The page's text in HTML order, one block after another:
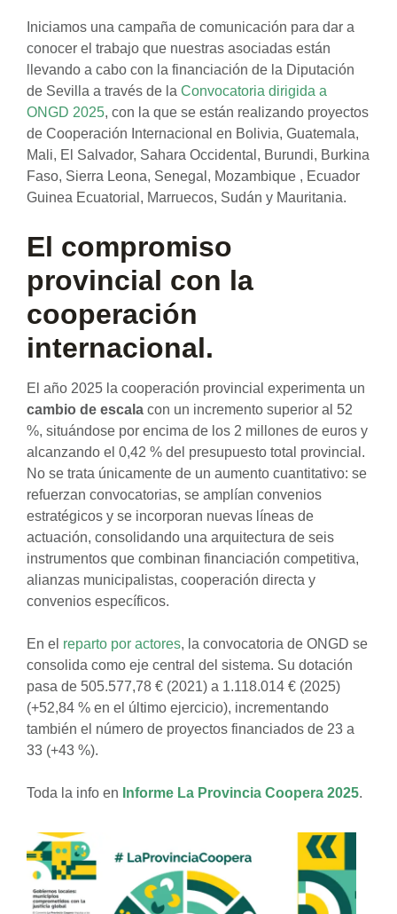
Iniciamos una campaña de comunicación para dar a
conocer el trabajo que nuestras asociadas están
llevando a cabo con la financiación de la Diputación
de Sevilla a través de la Convocatoria dirigida a
ONGD 2025, con la que se están realizando proyectos
de Cooperación Internacional en Bolivia, Guatemala,
Mali, El Salvador, Sahara Occidental, Burundi, Burkina
Faso, Sierra Leona, Senegal, Mozambique , Ecuador
Guinea Ecuatorial, Marruecos, Sudán y Mauritania.
El compromiso
provincial con la
cooperación
internacional.
El año 2025 la cooperación provincial experimenta un
cambio de escala con un incremento superior al 52
%, situándose por encima de los 2 millones de euros y
alcanzando el 0,42 % del presupuesto total provincial.
No se trata únicamente de un aumento cuantitativo: se
refuerzan convocatorias, se amplían convenios
estratégicos y se incorporan nuevas líneas de
actuación, consolidando una arquitectura de seis
instrumentos que combinan financiación competitiva,
alianzas municipalistas, cooperación directa y
convenios específicos.
En el reparto por actores, la convocatoria de ONGD se
consolida como eje central del sistema. Su dotación
pasa de 505.577,78 € (2021) a 1.118.014 € (2025)
(+52,84 % en el último ejercicio), incrementando
también el número de proyectos financiados de 23 a
33 (+43 %).
Toda la info en Informe La Provincia Coopera 2025.